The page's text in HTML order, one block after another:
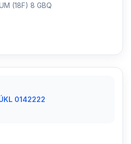
(18F) 8 GBQ
0142222